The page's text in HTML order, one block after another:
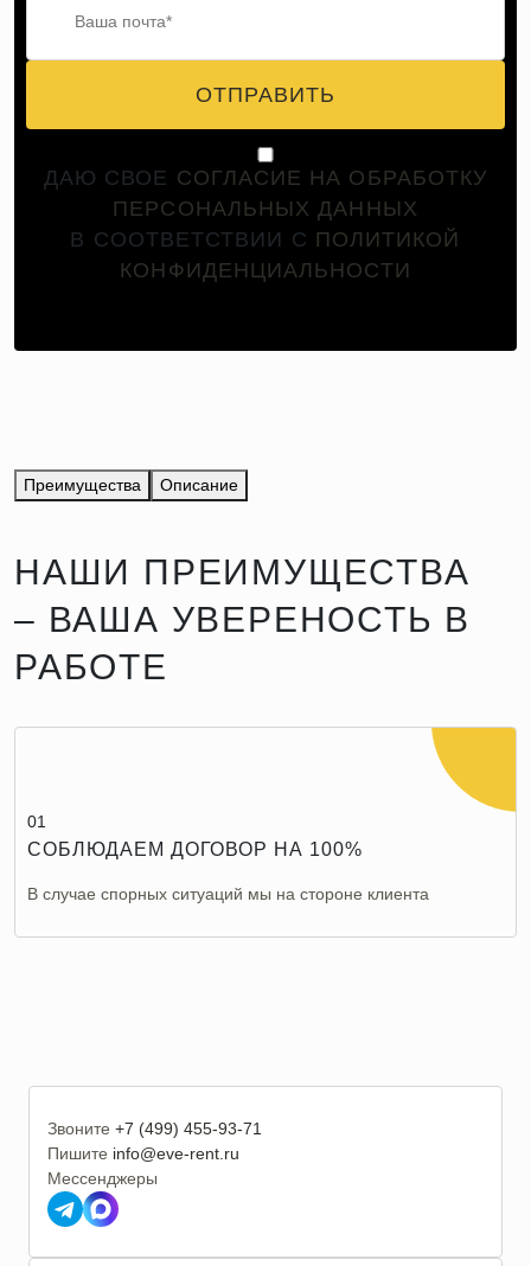
ОТПРАВИТЬ
ДАЮ СВОЕ СОГЛАСИЕ НА ОБРАБОТКУ
ПЕРСОНАЛЬНЫХ ДАННЫХ
В СООТВЕТСТВИИ С ПОЛИТИКОЙ
КОНФИДЕНЦИАЛЬНОСТИ
Преимущества Описание
НАШИ ПРЕИМУЩЕСТВА
– ВАША УВЕРЕНОСТЬ В
РАБОТЕ
01
СОБЛЮДАЕМ ДОГОВОР НА 100%
В случае спорных ситуаций мы на стороне клиента
Звоните +7 (499) 455-93-71
Пишите info@eve-rent.ru
Мессенджеры